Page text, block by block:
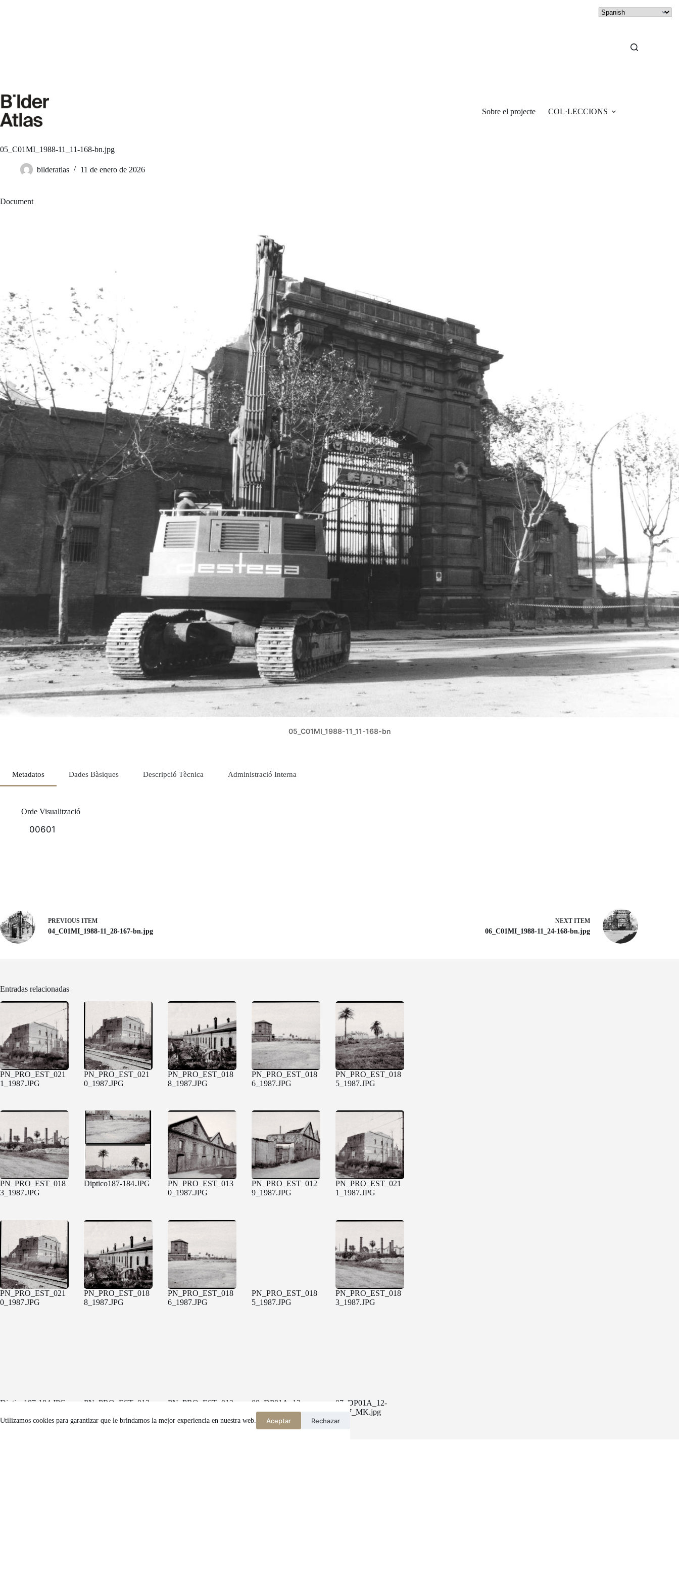
Utilizamos cookies para garantizar que le brindamos la mejor experiencia en nuestra web. Aceptar Rechazar
Sobre el projecte COL·LECCIONS
05_C01MI_1988-11_11-168-bn.jpg
bilderatlas 11 de enero de 2026
Document
05_C01MI_1988-11_11-168-bn
Metadatos
Orde Visualització
00601
Dades Bàsiques Descripció Tècnica Administració Interna
PREVIOUS ITEM
04_C01MI_1988-11_28-167-bn.jpg
NEXT ITEM
06_C01MI_1988-11_24-168-bn.jpg
Entradas relacionadas
PN_PRO_EST_021
1_1987.JPG
PN_PRO_EST_021
0_1987.JPG
PN_PRO_EST_018
8_1987.JPG
PN_PRO_EST_018
6_1987.JPG
PN_PRO_EST_018
5_1987.JPG
PN_PRO_EST_018
3_1987.JPG
Diptico187-184.JPG
PN_PRO_EST_013
0_1987.JPG
PN_PRO_EST_012
9_1987.JPG
PN_PRO_EST_021
1_1987.JPG
PN_PRO_EST_021
0_1987.JPG
PN_PRO_EST_018
8_1987.JPG
PN_PRO_EST_018
6_1987.JPG
PN_PRO_EST_018
5_1987.JPG
PN_PRO_EST_018
3_1987.JPG
Diptico187-184.JPG
PN_PRO_EST_013
PN_PRO_EST_012
08_DP01A_12-
1987_MK.jpg
07_DP01A_12-
1987_MK.jpg